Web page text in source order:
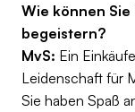
Wie können
begeistern?
MvS: Ein
Leidenschaft für
Sie haben Spaß